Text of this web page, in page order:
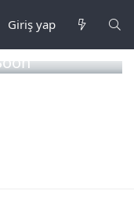
Giriş yap